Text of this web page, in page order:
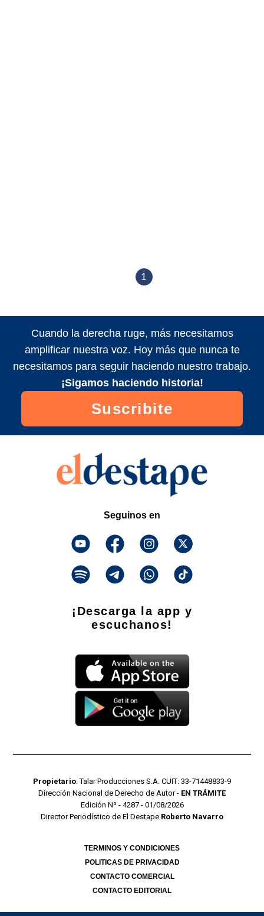
1
Cuando la derecha ruge, más necesitamos
amplificar nuestra voz. Hoy más que nunca te
necesitamos para seguir haciendo nuestro trabajo.
¡Sigamos haciendo historia!
Suscribite
Seguinos en
¡Descarga la app y
escuchanos!
Propietario: Talar Producciones S.A. CUIT: 33-71448833-9
Dirección Nacional de Derecho de Autor - EN TRÁMITE
Edición Nº - 4287 - 01/08/2026
Director Periodístico de El Destape Roberto Navarro
TERMINOS Y CONDICIONES
POLITICAS DE PRIVACIDAD
CONTACTO COMERCIAL
CONTACTO EDITORIAL